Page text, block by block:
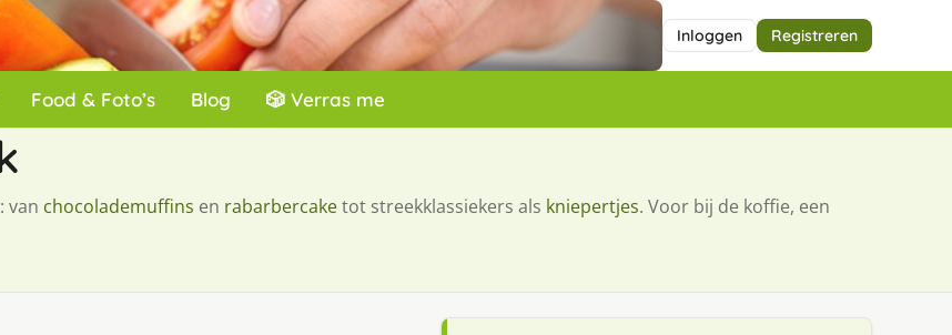
Inloggen Registreren
Food & Foto’s Blog 🎲 Verras me
: van chocolademuffins en rabarbercaketot streekklassiekers als kniepertjes. Voor bij de koffie, een